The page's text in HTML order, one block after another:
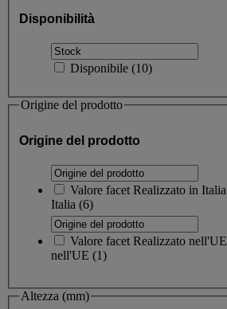
Disponibilità
Disponibile (10)
Origine del prodotto
Origine del prodotto
Valore facet Realizzato in Italia
Italia (6)
Valore facet Realizzato nell'UE
nell'UE (1)
Altezza (mm)